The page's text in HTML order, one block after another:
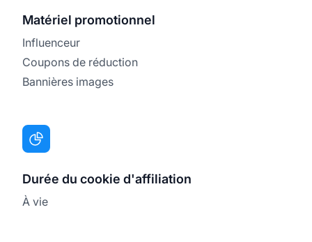
Matériel promotionnel
Influenceur
Coupons de réduction
Bannières images
Durée du cookie d'affiliation
À vie